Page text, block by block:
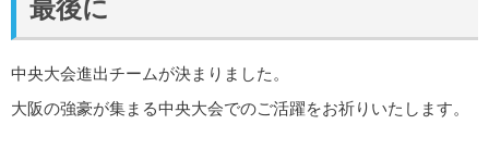
最後に
中央大会進出チームが決まりました。
大阪の強豪が集まる中央大会でのご活躍をお祈りいたします。